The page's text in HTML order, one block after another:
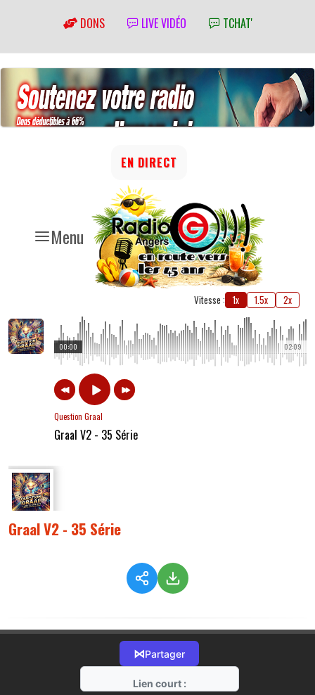
DONS LIVE VIDÉO TCHAT'
Menu
EN DIRECT
Vitesse : 1x 1.5x 2x
02:09
00:00
Question Graal
Graal V2 - 35 Série
Graal V2 - 35 Série
⋈Partager
Lien court :